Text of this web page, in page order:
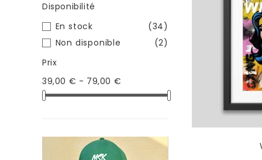
Disponibilité
En stock
(34)
Non disponible
(2)
Prix
39,00 € - 79,00 €